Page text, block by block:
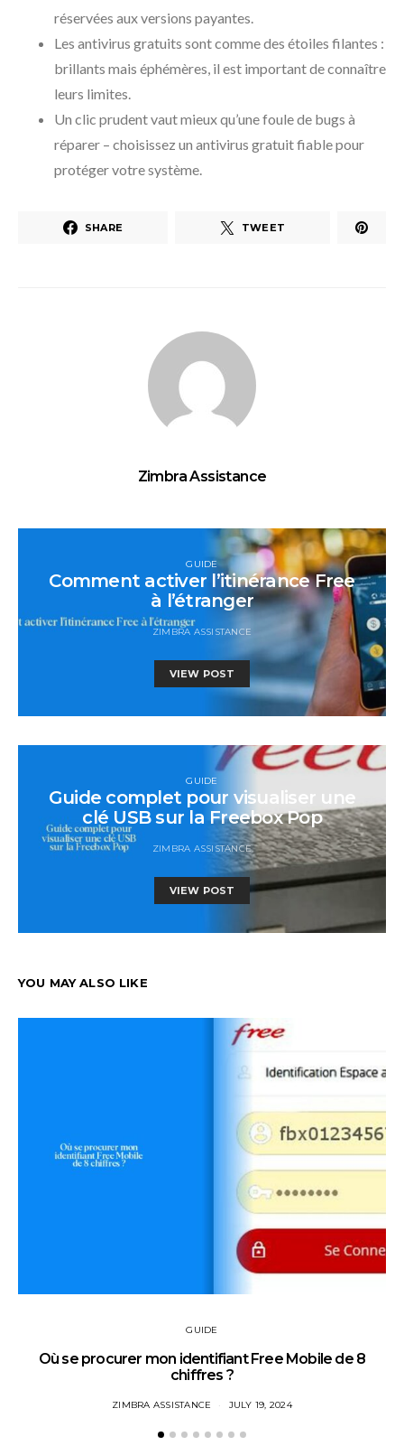
réservées aux versions payantes.
Les antivirus gratuits sont comme des étoiles filantes :
brillants mais éphémères, il est important de connaître
leurs limites.
Un clic prudent vaut mieux qu’une foule de bugs à
réparer – choisissez un antivirus gratuit fiable pour
protéger votre système.
SHARE TWEET
Zimbra Assistance
GUIDE
Comment activer l’itinérance Free
à l’étranger
ZIMBRA ASSISTANCE
VIEW POST
GUIDE
Guide complet pour visualiser une
clé USB sur la Freebox Pop
ZIMBRA ASSISTANCE
VIEW POST
YOU MAY ALSO LIKE
GUIDE
Où se procurer mon identifiant Free Mobile de 8
chiffres ?
ZIMBRA ASSISTANCE JULY 19, 2024